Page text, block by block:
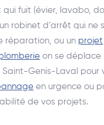
qui fuit (évier, lavabo,
robinet d’arrêt qui ne
réparation, ou un projet
on se déplace
Genis-Laval pour
en urgence ou
de vos projets.